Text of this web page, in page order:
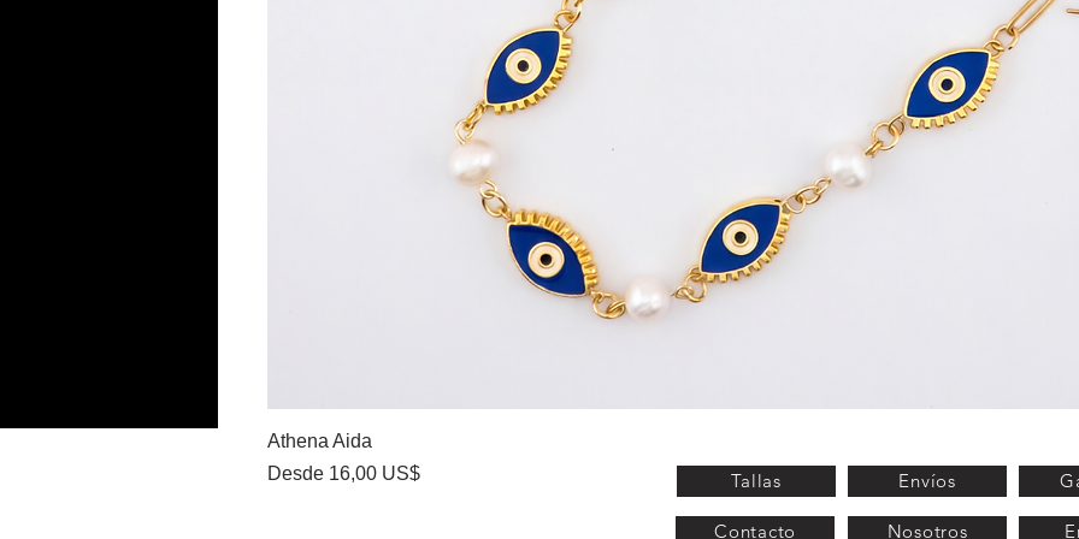
Athena Aida
Desde 16,00 US$
Precio de oferta Tallas Envíos
Contacto Nosotros